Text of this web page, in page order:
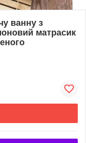
ванну з
матрасик